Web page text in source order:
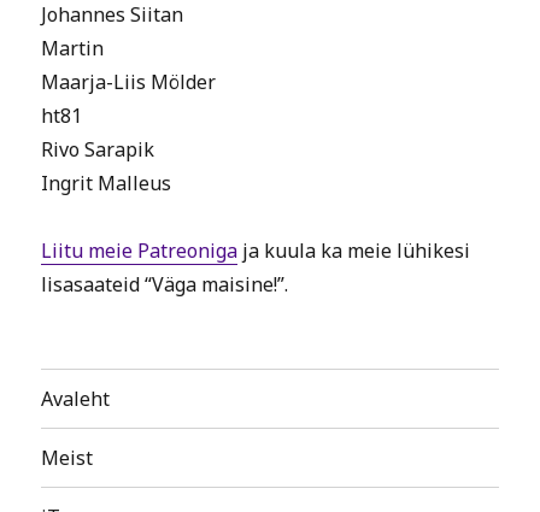
Johannes Siitan
Martin
Maarja-Liis Mölder
ht81
Rivo Sarapik
Ingrit Malleus
Liitu meie Patreoniga ja kuula ka meie lühikesi
lisasaateid “Väga maisine!”.
Avaleht
Meist